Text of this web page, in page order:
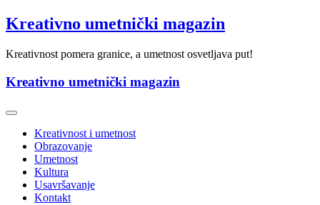
Skip
to
Kreativno umetnički magazin
Kreativnost pomera granice, a umetnost osvetljava put!
Kreativno umetnički magazin
Kreativnost i umetnost
Obrazovanje
Umetnost
Kultura
Usavršavanje
Kontakt